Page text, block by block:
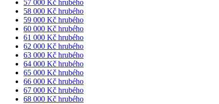
57 000 Kč hrubého
58 000 Kč hrubého
59 000 Kč hrubého
60 000 Kč hrubého
61 000 Kč hrubého
62 000 Kč hrubého
63 000 Kč hrubého
64 000 Kč hrubého
65 000 Kč hrubého
66 000 Kč hrubého
67 000 Kč hrubého
68 000 Kč hrubého